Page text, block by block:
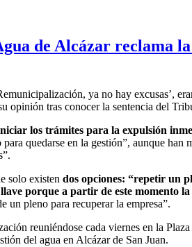
de Alcázar reclama
ya no hay excusas’,
opinión tras conocer la sentencia del
los trámites para la expulsión
quedarse en la gestión”, aunque
solo existen dos opciones: “repetir un
porque a partir de este momento la
un pleno para recuperar la empresa”.
reuniéndose cada viernes en la
del agua en Alcázar de San Juan.